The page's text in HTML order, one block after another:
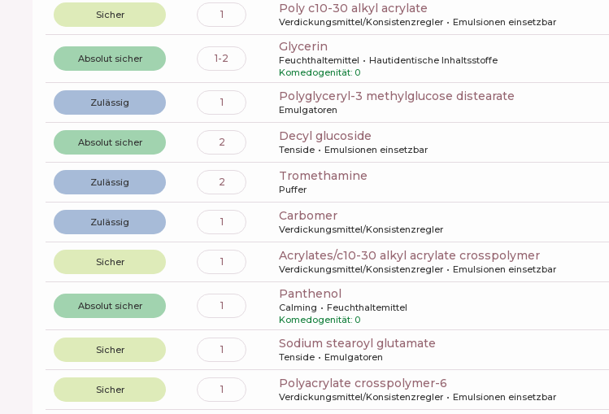
Sicher 1 poly c10-30 alkyl acrylate
Verdickungsmittel/Konsistenzregler Emulsionen einsetzbar
Absolut sicher 1-2
glycerin
Feuchthaltemittel
Hautidentische Inhaltsstoffe
Komedogenität: 0
Zulässig 1 polyglyceryl-3 methylglucose distearate
Emulgatoren
Absolut sicher 2 decyl glucoside
Tenside Emulsionen einsetzbar
Zulässig 2 tromethamine
Puffer
Zulässig 1 carbomer
Verdickungsmittel/Konsistenzregler
Sicher 1 acrylates/c10-30 alkyl acrylate crosspolymer
Verdickungsmittel/Konsistenzregler Emulsionen einsetzbar
Absolut sicher 1
panthenol
Calming
Feuchthaltemittel
Komedogenität: 0
Sicher 1 sodium stearoyl glutamate
Tenside Emulgatoren
Sicher 1 polyacrylate crosspolymer-6
Verdickungsmittel/Konsistenzregler Emulsionen einsetzbar